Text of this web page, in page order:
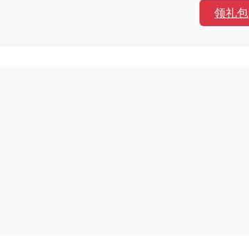
领礼包